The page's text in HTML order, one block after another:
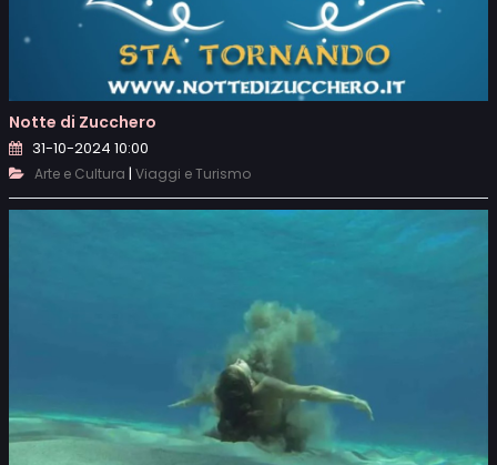
Notte di Zucchero
31-10-2024 10:00
Arte e Cultura | Viaggi e Turismo